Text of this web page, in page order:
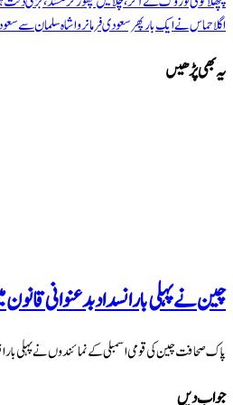
اگلاحماس نے ایک بار پھر سعودی فرمانروا شاہ سلمان سے
یہ بھی پڑھیں
چین نے پہلی بار انسداد بدعنوانی قانون
پاک صحافت چین کی قومی اسمبلی کے نمائندوں نے پہلی بار
جواب دیں